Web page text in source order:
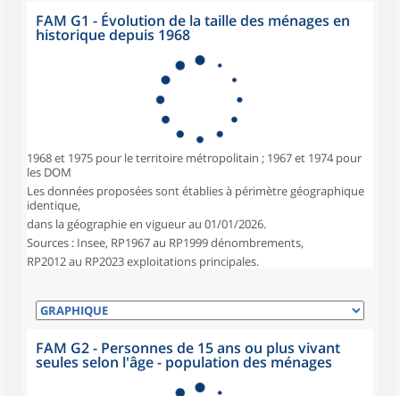
FAM G1 - Évolution de la taille des ménages en
historique depuis 1968
1968 et 1975 pour le territoire métropolitain ; 1967 et 1974 pour
les DOM
Les données proposées sont établies à périmètre géographique
identique,
dans la géographie en vigueur au 01/01/2026.
Sources : Insee, RP1967 au RP1999 dénombrements,
RP2012 au RP2023 exploitations principales.
FAM G2 - Personnes de 15 ans ou plus vivant
seules selon l'âge - population des ménages